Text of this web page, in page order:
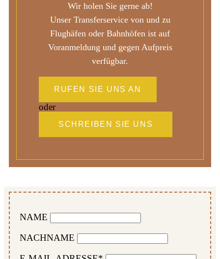
Wir holen Sie gerne ab!
Unser Transferservice von und zu
Flughäfen oder Bahnhöfen ist auf
Voranmeldung und gegen Aufpreis
verfügbar.
RUFEN SIE UNS AN
oder
SCHREIBEN SIE UNS
NAME
NACHNAME